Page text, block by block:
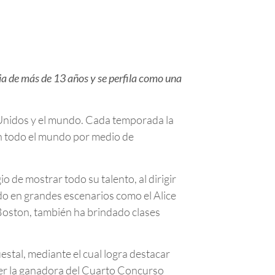
más de 13 años y se perfila como una
y el mundo. Cada temporada la
todo el mundo por medio de
de mostrar todo su talento, al dirigir
en grandes escenarios como el Alice
también ha brindado clases
mediante el cual logra destacar
la ganadora del Cuarto Concurso